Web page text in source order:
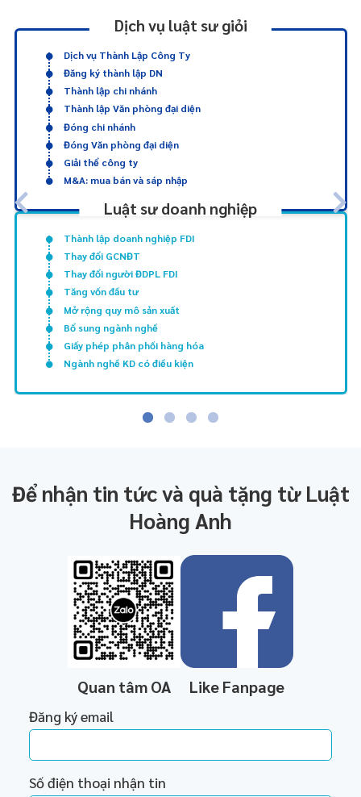
Dịch vụ luật sư giỏi
Dịch vụ Thành Lập Công Ty
Đăng ký thành lập DN
Thành lập chi nhánh
Thành lập Văn phòng đại diện
Đóng chi nhánh
Đóng Văn phòng đại diện
Giải thể công ty
M&A: mua bán và sáp nhập
Luật sư doanh nghiệp
Thành lập doanh nghiệp FDI
Thay đổi GCNĐT
Thay đổi người ĐDPL FDI
Tăng vốn đầu tư
Mở rộng quy mô sản xuất
Bổ sung ngành nghề
Giấy phép phân phối hàng hóa
Ngành nghề KD có điều kiện
Để nhận tin tức và quà tặng từ Luật
Hoàng Anh
Quan tâm OA Like Fanpage
Đăng ký email
Số điện thoại nhận tin